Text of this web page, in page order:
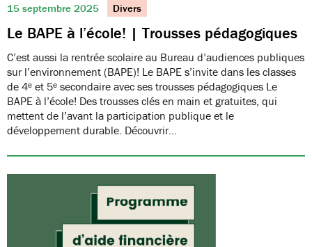
15 septembre 2025 Divers
Le BAPE à l’école! | Trousses pédagogiques
C’est aussi la rentrée scolaire au Bureau d’audiences publiques
sur l’environnement (BAPE)! Le BAPE s’invite dans les classes
de 4ᵉ et 5ᵉ secondaire avec ses trousses pédagogiques Le
BAPE à l’école! Des trousses clés en main et gratuites, qui
mettent de l’avant la participation publique et le
développement durable. Découvrir…